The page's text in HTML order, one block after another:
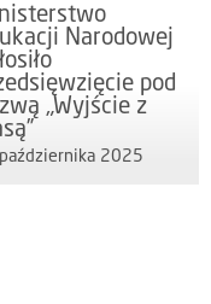
Narodowej
pod
„Wyjście z
2025